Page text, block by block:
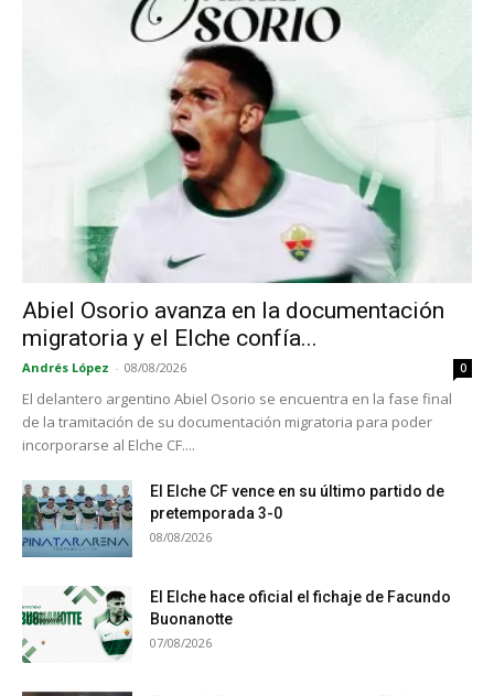
Abiel Osorio avanza en la documentación
migratoria y el Elche confía...
Andrés López - 08/08/2026 0
El delantero argentino Abiel Osorio se encuentra en la fase final
de la tramitación de su documentación migratoria para poder
incorporarse al Elche CF....
El Elche CF vence en su último partido de
pretemporada 3-0
08/08/2026
El Elche hace oficial el fichaje de Facundo
Buonanotte
07/08/2026